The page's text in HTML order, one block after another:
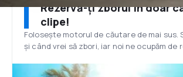
Rezervă-ți zborul în doar
clipe!
Folosește motorul de căutare de mai sus.
și când vrei să zbori, iar noi ne ocupăm de